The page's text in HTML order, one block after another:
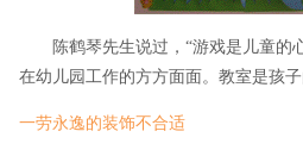
陈鹤琴先生说过，“游戏是儿童的心
在幼儿园工作的方方面面。教室是孩
一劳永逸的装饰不合适